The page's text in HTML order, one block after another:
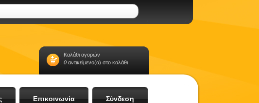
Καλάθι αγορών
0 αντικείμενο(α) στο καλάθι
Επικοινωνία Σύνδεση